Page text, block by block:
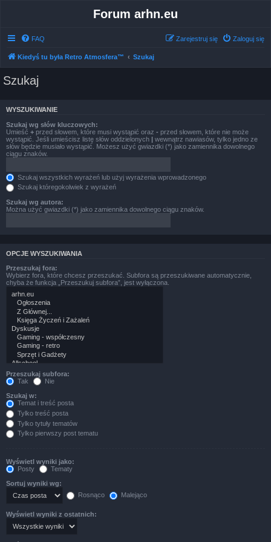
Forum arhn.eu
FAQ Zaloguj się
Zarejestruj się
Kiedyś tu była Retro Atmosfera™ Szukaj
Szukaj
WYSZUKIWANIE
Szukaj wg słów kluczowych:
Umieść + przed słowem, które musi wystąpić oraz - przed słowem, które nie może
wystąpić. Jeśli umieścisz listę słów oddzielonych | wewnątrz nawiasów, tylko jedno ze
słów będzie musiało wystąpić. Możesz użyć gwiazdki (*) jako zamiennika dowolnego
ciągu znaków.
Szukaj wszystkich wyrażeń lub użyj wyrażenia wprowadzonego
Szukaj któregokolwiek z wyrażeń
Szukaj wg autora:
Można użyć gwiazdki (*) jako zamiennika dowolnego ciągu znaków.
OPCJE WYSZUKIWANIA
Przeszukaj fora:
Wybierz fora, które chcesz przeszukać. Subfora są przeszukiwane automatycznie,
chyba że funkcja „Przeszukuj subfora”, jest wyłączona.
Przeszukaj subfora:
Tak
Nie
Szukaj w:
Temat i treść posta
Tylko treść posta
Tylko tytuły tematów
Tylko pierwszy post tematu
Wyświetl wyniki jako:
Posty
Tematy
Sortuj wyniki wg:
Rosnąco
Malejąco
Wyświetl wyniki z ostatnich: